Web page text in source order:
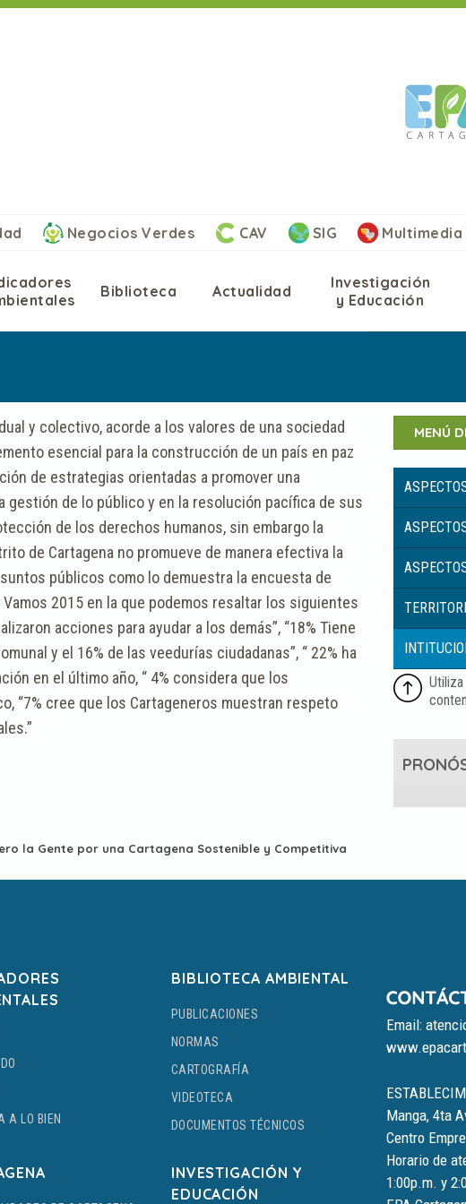
SIG
CAV
Negocios Verdes
Biblioteca Actualidad
Investigación
y Educación
y colectivo, acorde a los valores de una sociedad
esencial para la construcción de un país en paz
de estrategias orientadas a promover una
gestión de lo público y en la resolución pacífica de sus
de los derechos humanos, sin embargo la
de Cartagena no promueve de manera efectiva la
públicos como lo demuestra la encuesta de
Vamos 2015 en la que podemos resaltar los siguientes
acciones para ayudar a los demás”, “18% Tiene
y el 16% de las veedurías ciudadanas”, “ 22% ha
en el último año, “ 4% considera que los
“7% cree que los Cartageneros muestran respeto
la Gente por una Cartagena Sostenible y Competitiva
MENÚ
A LO BIEN
BIBLIOTECA AMBIENTAL
PUBLICACIONES
NORMAS
CARTOGRAFÍA
VIDEOTECA
DOCUMENTOS TÉCNICOS
INVESTIGACIÓN Y
EDUCACIÓN
Email:
Manga, 4ta
Centro
Horario de
1:00p.m. y